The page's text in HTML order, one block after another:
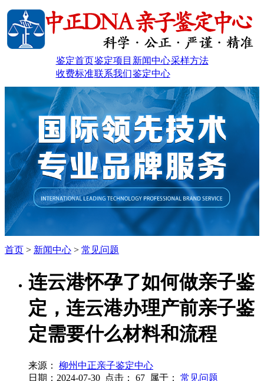
鉴定首页鉴定项目 新闻中心采样方法
收费标准联系我们鉴定中心
首页 > 新闻中心 > 常见问题
连云港怀孕了如何做亲子鉴
定，连云港办理产前亲子鉴
定需要什么材料和流程
来源：
柳州中正亲子鉴定中心
日期：2024-07-30 点击： 67 属于： 常见问题